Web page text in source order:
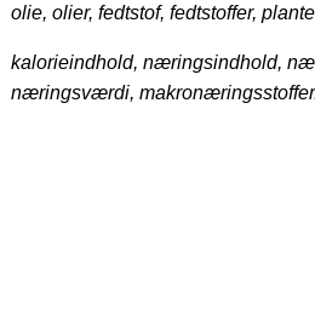
olie, olier, fedtstof, fedtstoffer,
kalorieindhold, næringsindhold,
næringsværdi,